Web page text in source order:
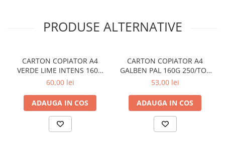
Dosare din plastic
Mape din carton si plastic
Cutii si containere pentru arhivare
Accesorii pentru birou
Agrafe, clipsuri, ace si piuneze
PRODUSE ALTERNATIVE
CARTON COPIATOR A4
VERDE LIME INTENS 160G
250/TOP LG46 NIVEUS
60,00 lei
ADAUGA IN COS
CARTON COPIATOR A4
GALBEN PAL 160G 250/TOP
YE23 NIVEUS
53,00 lei
ADAUGA IN COS